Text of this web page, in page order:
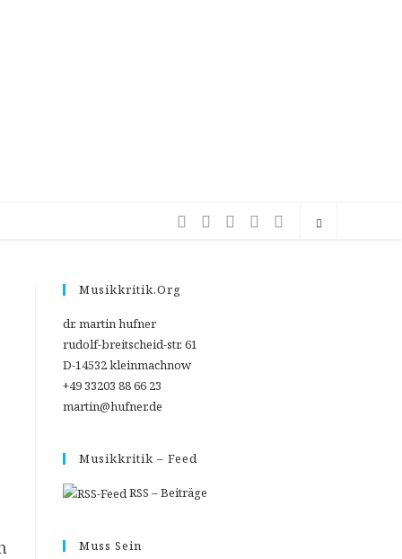
Musikkritik.org
dr. martin hufner
rudolf-breitscheid-str. 61
D-14532 kleinmachnow
+49 33203 88 66 23
martin@hufner.de
Musikkritik – Feed
RSS – Beiträge
Muss Sein